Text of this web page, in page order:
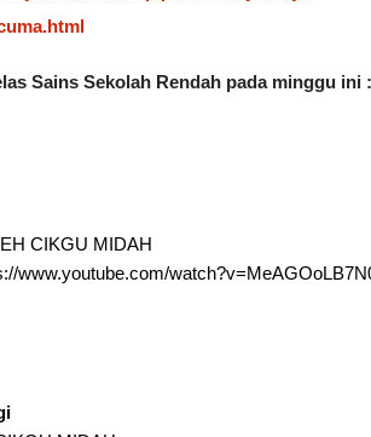
Sains Sekolah Rendah pada minggu ini :
CIKGU MIDAH
www.youtube.com/